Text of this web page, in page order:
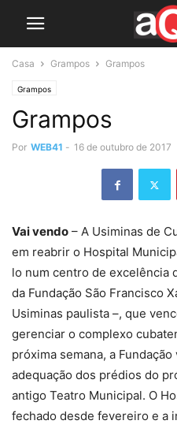
Casa Grampos Grampos
Grampos
Grampos
Por WEB41 - 16 de outubro de 2017
Vai vendo – A Usiminas de
em reabrir o Hospital
lo num centro de excelência
da Fundação São Francisco
Usiminas paulista –, que
gerenciar o complexo
próxima semana, a
adequação dos prédios do
antigo Teatro Municipal. O
fechado desde fevereiro e a